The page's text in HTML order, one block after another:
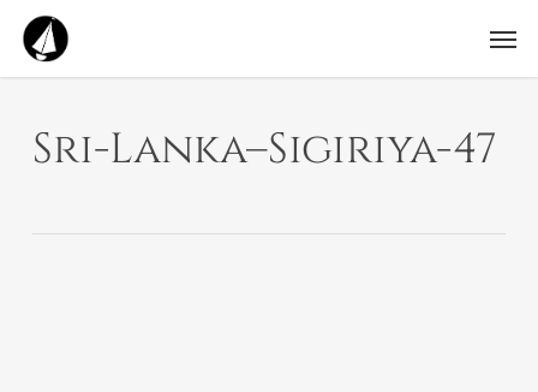
Skip
to
main
Sri-Lanka–Sigiriya-47